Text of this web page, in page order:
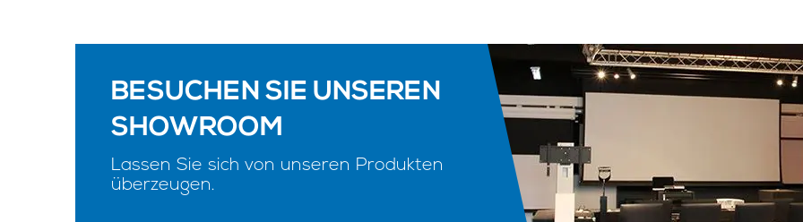
BESUCHEN SIE UNSEREN
SHOWROOM
Lassen Sie sich von unseren Produkten
überzeugen.